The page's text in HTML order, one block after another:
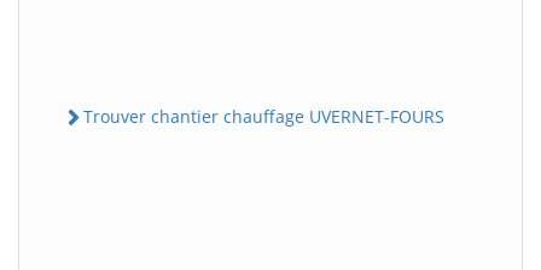
Trouver chantier chauffage UVERNET-FOURS